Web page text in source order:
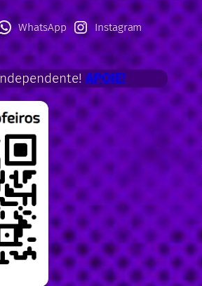
WhatsApp
Instagram
APOIE!